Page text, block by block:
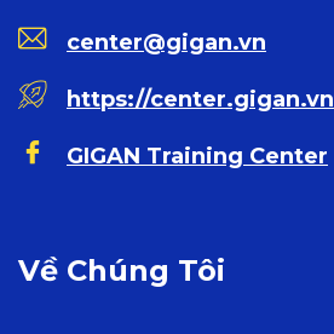
center@gigan.vn
https://center.gigan.vn
GIGAN Training Center
Về Chúng Tôi